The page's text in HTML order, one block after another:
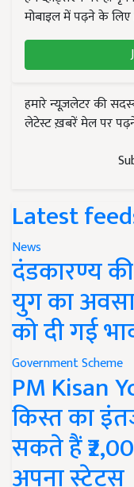
मोबाइल में पढ़ने के लिए
हमारे न्यूज़लेटर की
लेटेस्ट ख़बरें मेल पर
Latest
News
दंडकारण्य
युग का
को दी गई
Government Scheme
PM Kisan
किस्त का
सकते हैं
अपना स्टेटस